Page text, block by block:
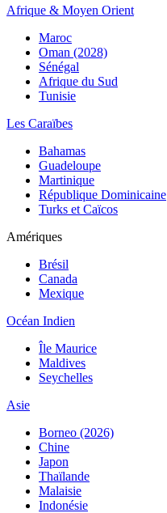
Afrique & Moyen Orient
Maroc
Oman (2028)
Sénégal
Afrique du Sud
Tunisie
Les Caraïbes
Bahamas
Guadeloupe
Martinique
République Dominicaine
Turks et Caïcos
Amériques
Brésil
Canada
Mexique
Océan Indien
Île Maurice
Maldives
Seychelles
Asie
Borneo (2026)
Chine
Japon
Thaïlande
Malaisie
Indonésie